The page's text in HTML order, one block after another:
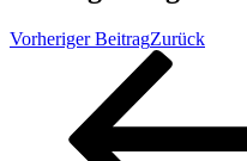
Vorheriger BeitragZurück